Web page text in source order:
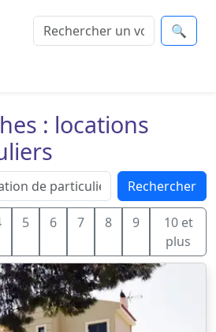
🔍
: locations
Rechercher
5 6 7 8 9
10 et
plus